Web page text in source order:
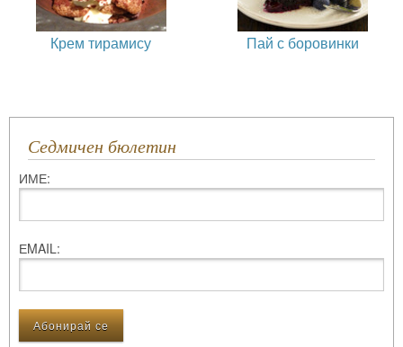
Крем тирамису Пай с боровинки
Седмичен бюлетин
ИМЕ:
ЕMAIL: